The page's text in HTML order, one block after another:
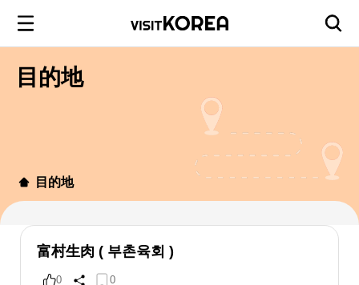
目的地
目的地
富村生肉 ( 부촌육회 )
0 0